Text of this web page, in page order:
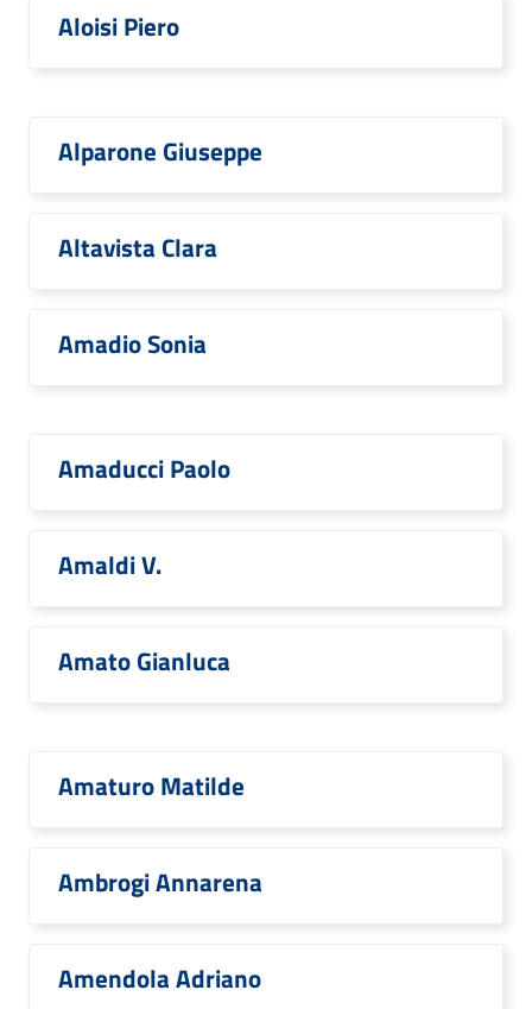
Aloisi Piero
Alparone Giuseppe
Altavista Clara
Amadio Sonia
Amaducci Paolo
Amaldi V.
Amato Gianluca
Amaturo Matilde
Ambrogi Annarena
Amendola Adriano